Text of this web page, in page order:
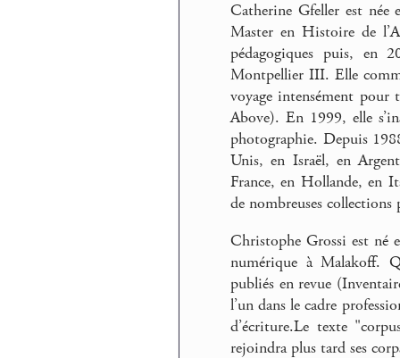
Catherine Gfeller est née
Master en Histoire de
pédagogiques puis, en
Montpellier III. Elle
voyage intensément pour
Above). En 1999, elle
photographie. Depuis
Unis, en Israël, en
France, en Hollande, en
de nombreuses
Christophe Grossi est
numérique à Malakoff.
publiés en revue
l’un dans le cadre
d’écriture.Le texte
rejoindra plus tard ses